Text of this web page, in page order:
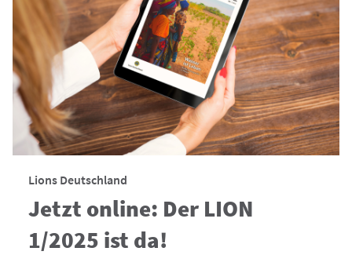
Lions Deutschland
Jetzt online: Der LION
1/2025 ist da!